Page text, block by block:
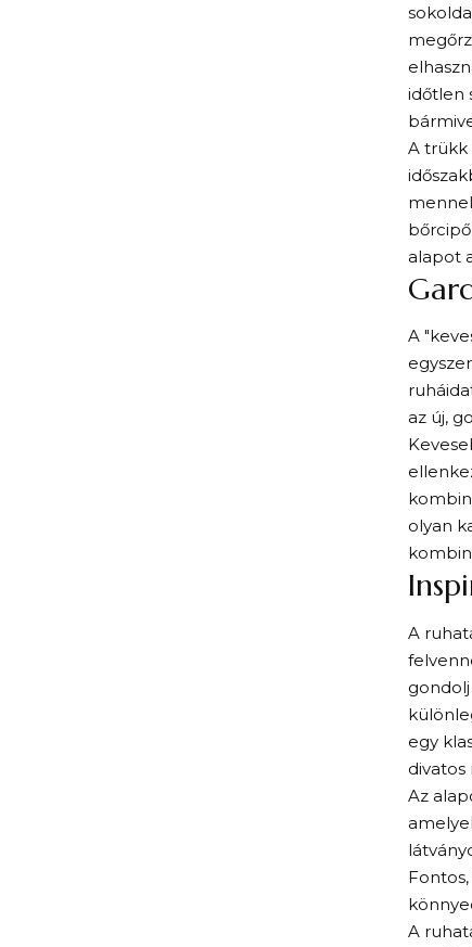
időtlen
A trükk
alapot
A
az új,
olyan
A
egy
divatos
Az
A